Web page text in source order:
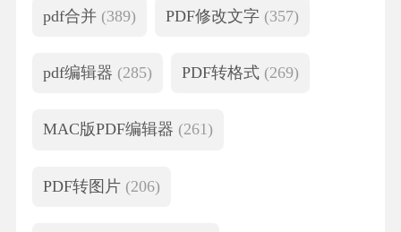
pdf合并 (389) PDF修改文字 (357)
pdf编辑器 (285) PDF转格式 (269)
MAC版PDF编辑器 (261)
PDF转图片 (206)